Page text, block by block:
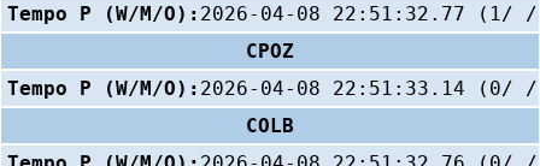
Tempo P (W/M/O): 2026-04-08 22:51:32.77 (1/
CPOZ
Tempo P (W/M/O): 2026-04-08 22:51:33.14 (0/
COLB